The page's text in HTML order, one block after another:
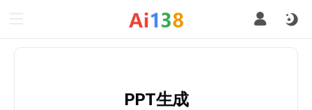
PPT生成